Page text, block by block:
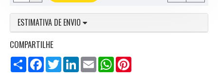
ESTIMATIVA DE ENVIO
COMPARTILHE
Compartilhar
FacebookTwitterLinkedInEmail WhatsApp